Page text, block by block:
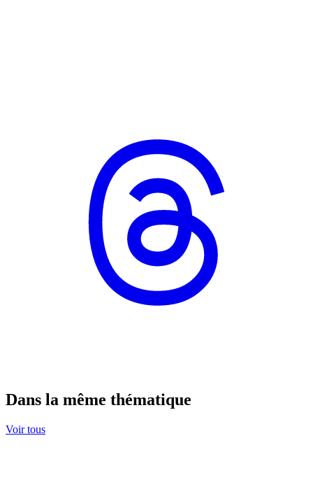
Dans la même thématique
Voir tous